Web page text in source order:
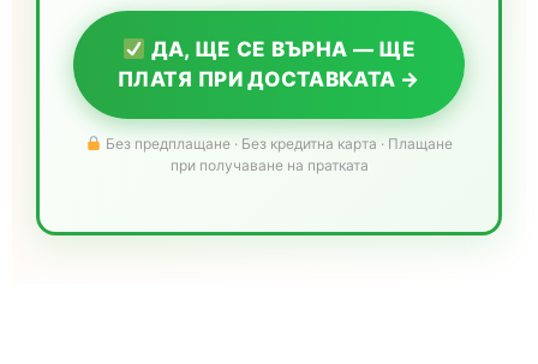
ДА, ЩЕ СЕ ВЪРНА — ЩЕ
ПЛАТЯ ПРИ ДОСТАВКАТА →
Без предплащане · Без кредитна карта · Плащане
при получаване на пратката